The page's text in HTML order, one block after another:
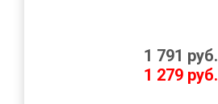
1 791 руб.
1 279 руб.